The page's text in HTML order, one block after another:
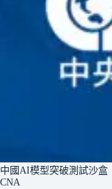
中國AI模型突破測試沙
CNA